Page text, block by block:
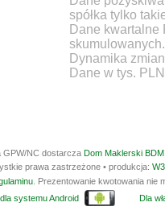
spółka tylko
Dane
skumulowanych.
Dynamika
Dane w tys. PLN
GPW/NC dostarcza Dom Maklerski
prawa zastrzeżone • produkcja:
. Prezentowanie kwotowania
systemu Android Dla